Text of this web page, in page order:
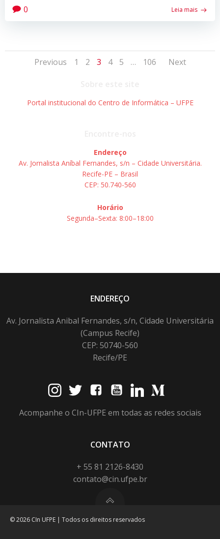
0 Leia mais
Posts
Previous
Posts
Page
1 Page
2 Page
3 Page
4 Page
5 … Page
106
Posts
Next
Portal institucional do Centro de Informática – UFPE
Endereço
Av. Jornalista Aníbal Fernandes, s/n – Cidade Universitária.
Recife-PE – Brasil
CEP: 50.740-560
Horário
Segunda–Sexta: 8:00–18:00
ENDEREÇO
Av. Jornalista Anibal Fernandes, s/n, Cidade Universitária
(Campus Recife)
CEP: 50740-560
Recife/PE
Acompanhe o CIn-UFPE em todas as redes sociais
CONTATO
+ 55 81 2126-8430
contato@cin.ufpe.br
© 2026 CIn UFPE | Todos os direitos reservados